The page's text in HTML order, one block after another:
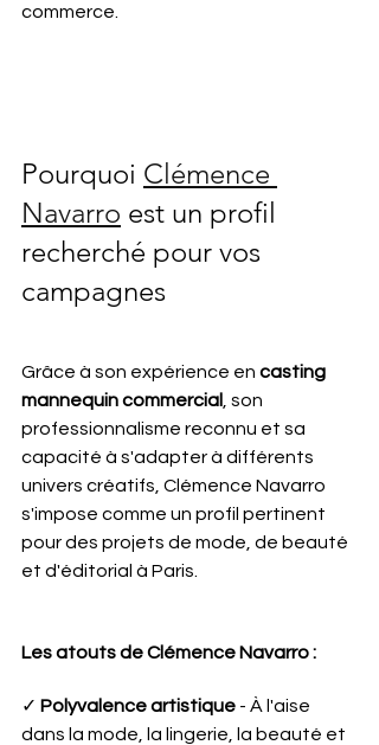
commerce.
Pourquoi Clémence
Navarro est un profil
recherché pour vos
campagnes
Grâce à son expérience en casting
mannequin commercial , son
professionnalisme reconnu et sa
capacité à s'adapter à différents
univers créatifs, Clémence Navarro
s'impose comme un profil pertinent
pour des projets de mode, de beauté
et d'éditorial à Paris.
Les atouts de Clémence Navarro :
✓ Polyvalence artistique - À l'aise
dans la mode, la lingerie, la beauté et